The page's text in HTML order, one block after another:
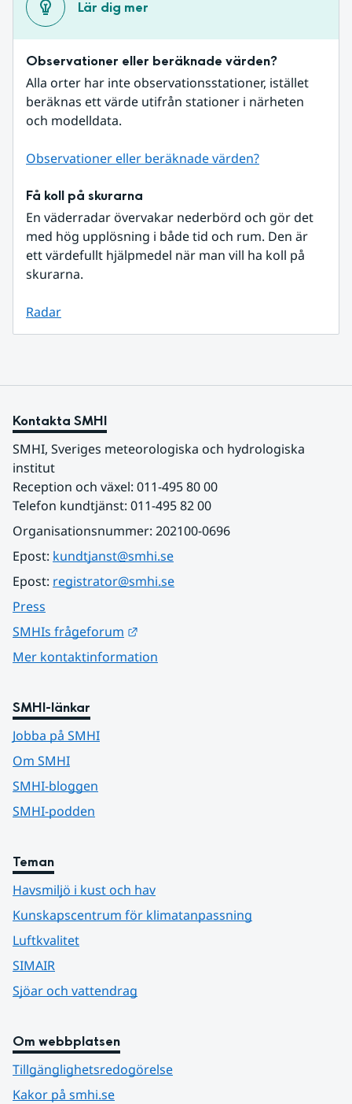
Lär dig mer
Observationer eller beräknade värden?
Alla orter har inte observationsstationer, istället
beräknas ett värde utifrån stationer i närheten
och modelldata.
Observationer eller beräknade värden?
Få koll på skurarna
En väderradar övervakar nederbörd och gör det
med hög upplösning i både tid och rum. Den är
ett värdefullt hjälpmedel när man vill ha koll på
skurarna.
Radar
Kontakta SMHI
SMHI, Sveriges meteorologiska och hydrologiska
institut
Reception och växel: 011-495 80 00
Telefon kundtjänst: 011-495 82 00
Organisationsnummer: 202100-0696
Epost: kundtjanst@smhi.se
Epost: registrator@smhi.se
Press
SMHIs frågeforum
Mer kontaktinformation
SMHI-länkar
Jobba på SMHI
Om SMHI
SMHI-bloggen
SMHI-podden
Teman
Havsmiljö i kust och hav
Kunskapscentrum för klimatanpassning
Luftkvalitet
SIMAIR
Sjöar och vattendrag
Om webbplatsen
Tillgänglighetsredogörelse
Kakor på smhi.se